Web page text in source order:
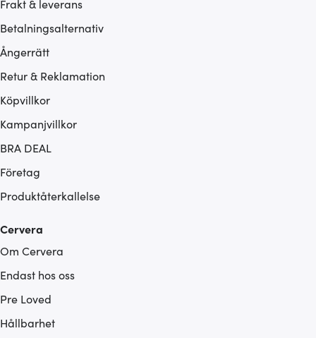
Frakt & leverans
Betalningsalternativ
Ångerrätt
Retur & Reklamation
Köpvillkor
Kampanjvillkor
BRA DEAL
Företag
Produktåterkallelse
Cervera
Om Cervera
Endast hos oss
Pre Loved
Hållbarhet